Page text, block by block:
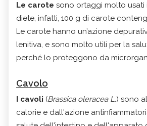
Le carote sono ortaggi molto usati
diete, infatti, 100 g di carote
Le carote hanno un’azione
lenitiva, e sono molto utili per la
perché lo proteggono da
Cavolo
I cavoli (Brassica oleracea L.) sono
calorie e dall'azione